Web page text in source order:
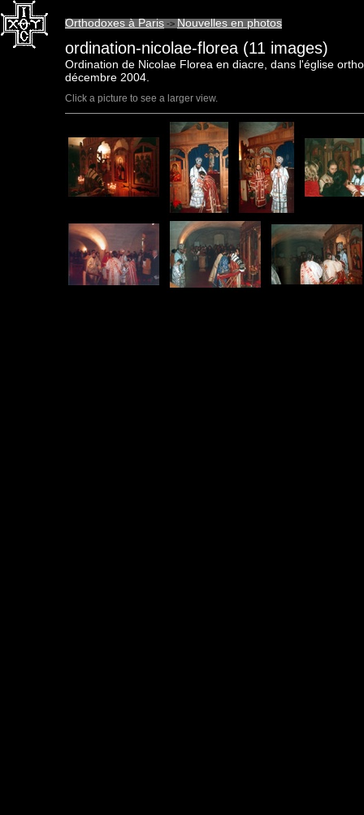
Orthodoxes à Paris -> Nouvelles en photos
ordination-nicolae-florea (11 images)
Ordination de Nicolae Florea en diacre, dans l'église
décembre 2004.
Click a picture to see a larger view.